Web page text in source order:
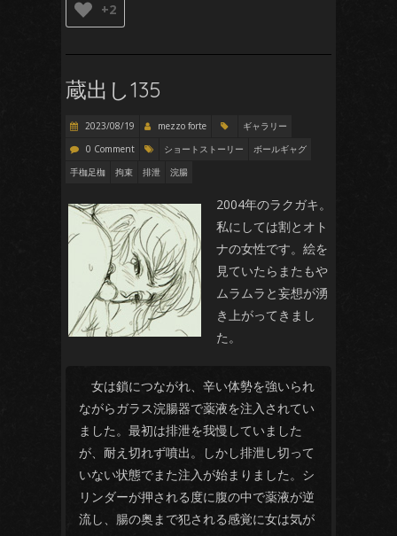
+2
蔵出し135
2023/08/19 mezzo forte
ギャラリー
0 Comment
ショートストーリー
ボールギャグ
手枷足枷
拘束 排泄 浣腸
2004年のラクガキ。
私にしては割とオト
ナの女性です。絵を
見ていたらまたもや
ムラムラと妄想が湧
き上がってきまし
た。
女は鎖につながれ、辛い体勢を強いられ
ながらガラス浣腸器で薬液を注入されてい
ました。最初は排泄を我慢していました
が、耐え切れず噴出。しかし排泄し切って
いない状態でまた注入が始まりました。シ
リンダーが押される度に腹の中で薬液が逆
流し、腸の奥まで犯される感覚に女は気が